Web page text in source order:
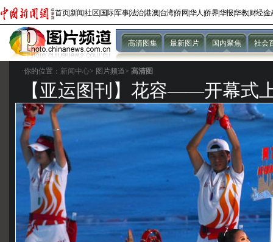
首页|新闻社区 国际|军事|法治|港澳 台湾|侨网 华人 侨界|华报华教|财经|金
高清图集 最新图片 国内聚焦 社会
·你的位置： 新闻中心> 图片频道> 高清图
【亚运图刊】花容——开幕式